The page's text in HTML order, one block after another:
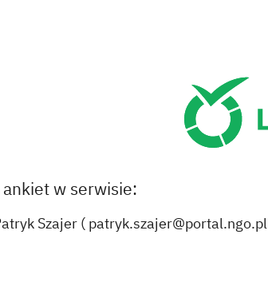
w serwisie:
Szajer ( patryk.szajer@portal.ngo.pl